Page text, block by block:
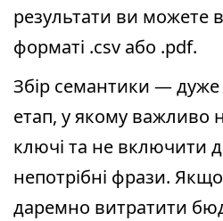
результати ви можете
форматі .csv або .pdf.
Збір семантики — дуже
етап, у якому важливо
ключі та не включити
непотрібні фрази.
даремно витратити